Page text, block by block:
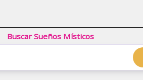
Buscar Sueños Místicos